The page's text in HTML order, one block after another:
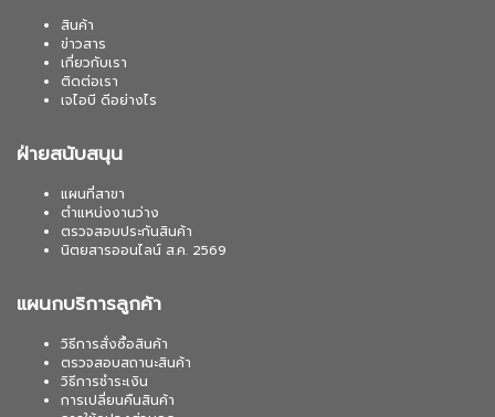
สินค้า
ข่าวสาร
เกี่ยวกับเรา
ติดต่อเรา
เจไอบี ดีอย่างไร
ฝ่ายสนับสนุน
แผนที่สาขา
ตำแหน่งงานว่าง
ตรวจสอบประกันสินค้า
นิตยสารออนไลน์ ส.ค. 2569
แผนกบริการลูกค้า
วิธีการสั่งซื้อสินค้า
ตรวจสอบสถานะสินค้า
วิธีการชำระเงิน
การเปลี่ยนคืนสินค้า